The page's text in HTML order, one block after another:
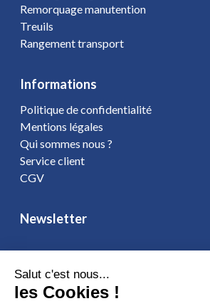
Remorquage manutention
Treuils
Rangement transport
Informations
Politique de confidentialité
Mentions légales
Qui sommes nous ?
Service client
CGV
Newsletter
Vous affirmez avoir pris connaissance de
Salut c'est nous...
les Cookies !